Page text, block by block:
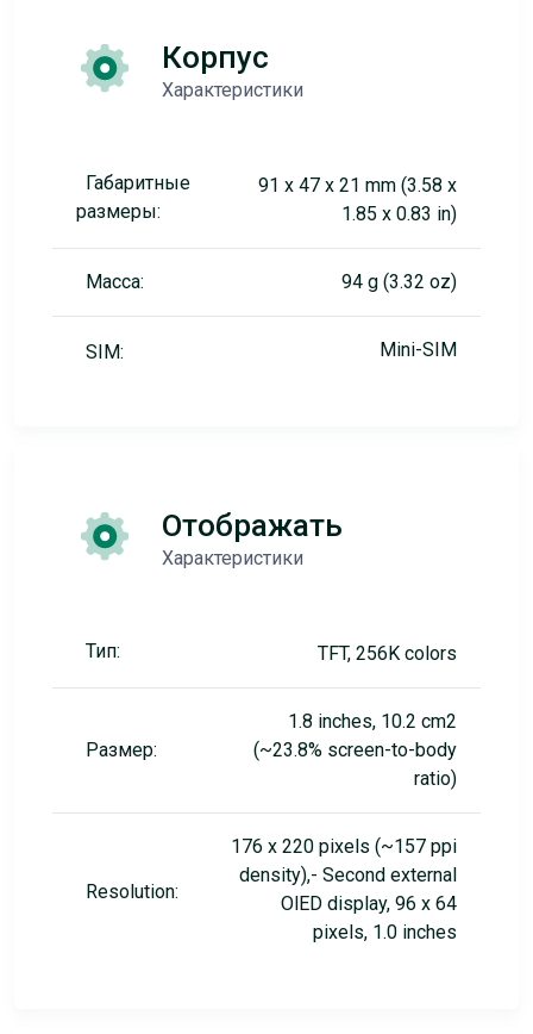
Корпус
Характеристики
Габаритные
размеры:
91 x 47 x 21 mm (3.58 x
1.85 x 0.83 in)
Масса: 94 g (3.32 oz)
SIM: Mini-SIM
Отображать
Характеристики
Тип: TFT, 256K colors
Размер:
1.8 inches, 10.2 cm2
(~23.8% screen-to-body
ratio)
Resolution:
176 x 220 pixels (~157 ppi
density),- Second external
OlED display, 96 x 64
pixels, 1.0 inches